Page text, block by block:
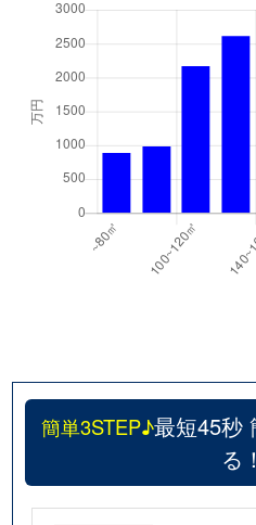
簡単3STEP♪最短45秒
る！